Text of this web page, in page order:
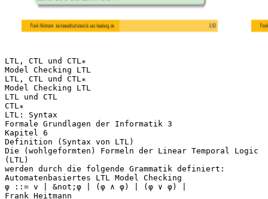
LTL, CTL und CTL∗
Model Checking LTL
LTL, CTL und CTL∗
Model Checking LTL
LTL und CTL
CTL∗
LTL: Syntax
Formale Grundlagen der Informatik 3
Kapitel 6
Definition (Syntax von LTL)
Die (wohlgeformten) Formeln der Linear Temporal Logic
(LTL)
werden durch die folgende Grammatik definiert:
Automatenbasiertes LTL Model Checking
φ ::= v | &not;φ | (φ ∧ φ) | (φ ∨ φ) |